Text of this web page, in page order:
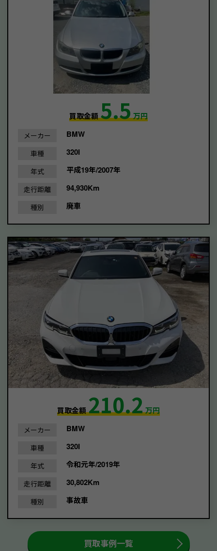
買取金額5.5万円
メーカー BMW
車種 320I
年式 平成19年/2007年
走行距離 94,930Km
種別 廃車
買取金額210.2万円
メーカー BMW
車種 320I
年式 令和元年/2019年
走行距離 30,802Km
種別 事故車
買取事例一覧